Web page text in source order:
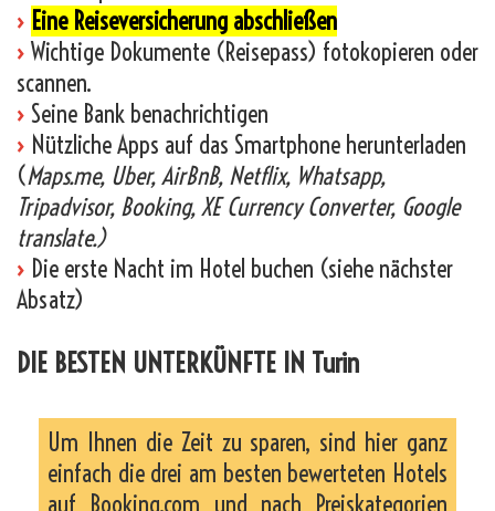
› Eine Reiseversicherung abschließen
› Wichtige Dokumente (Reisepass) fotokopieren oder
scannen.
› Seine Bank benachrichtigen
› Nützliche Apps auf das Smartphone herunterladen
(Maps.me, Uber, AirBnB, Netflix, Whatsapp,
Tripadvisor, Booking, XE Currency Converter, Google
translate.)
› Die erste Nacht im Hotel buchen (siehe nächster
Absatz)
DIE BESTEN UNTERKÜNFTE IN Turin
Um Ihnen die Zeit zu sparen, sind hier ganz
einfach die drei am besten bewerteten Hotels
auf Booking.com und nach Preiskategorien